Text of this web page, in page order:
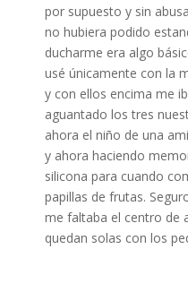
por supuesto y sin
no hubiera podido
ducharme era algo
usé únicamente con la
y con ellos encima me
aguantado los tres
ahora el niño de una
y ahora haciendo
silicona para cuando
papillas de frutas.
me faltaba el centro de
quedan solas con los